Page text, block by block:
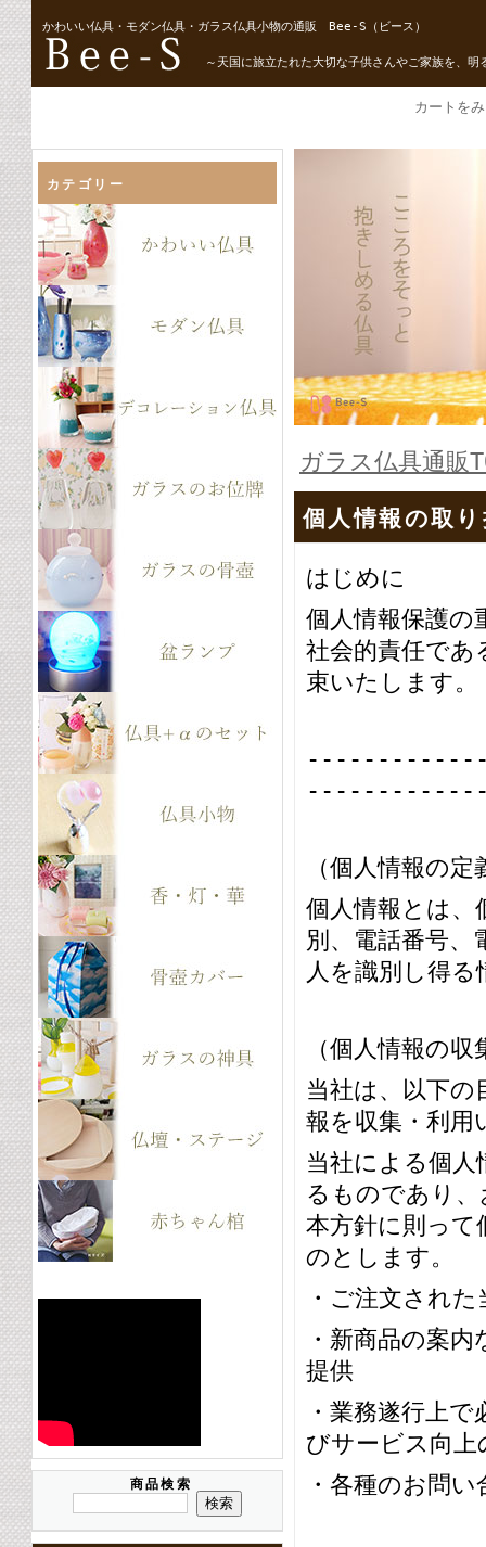
かわいい仏具・モダン仏具・ガラス仏具小物の通販 Bee-S（ビース）
～天国に旅立たれた大切な子供さんやご家族を、
カートを
カテゴリー
商品検索
ガラス仏具通販
個人情報の取
はじめに
個人情報保護の
社会的責任であ
束いたします。
（個人情報の定
個人情報とは、
別、電話番号、
人を識別し得
（個人情報の
当社は、以下
報を収集・利用
当社による個人
るものであり
本方針に則って
のとします。
・ご注文され
・新商品の案
提供
・業務遂行上
びサービス向
・各種のお問